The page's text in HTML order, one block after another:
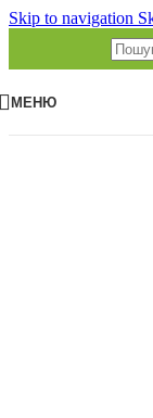
Skip to navigation
МЕНЮ